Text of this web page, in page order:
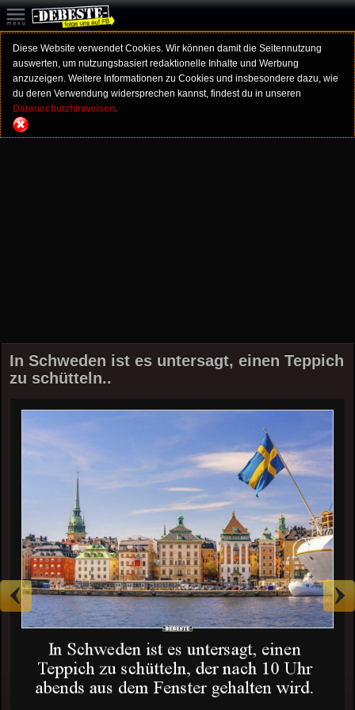
Diese Website verwendet Cookies. Wir können damit die Seitennutzung
auswerten, um nutzungsbasiert redaktionelle Inhalte und Werbung
anzuzeigen. Weitere Informationen zu Cookies und insbesondere dazu, wie
du deren Verwendung widersprechen kannst, findest du in unseren
Datenschutzhinweisen.
In Schweden ist es untersagt, einen Teppich
zu schütteln..